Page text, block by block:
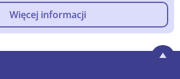
Więcej informacji